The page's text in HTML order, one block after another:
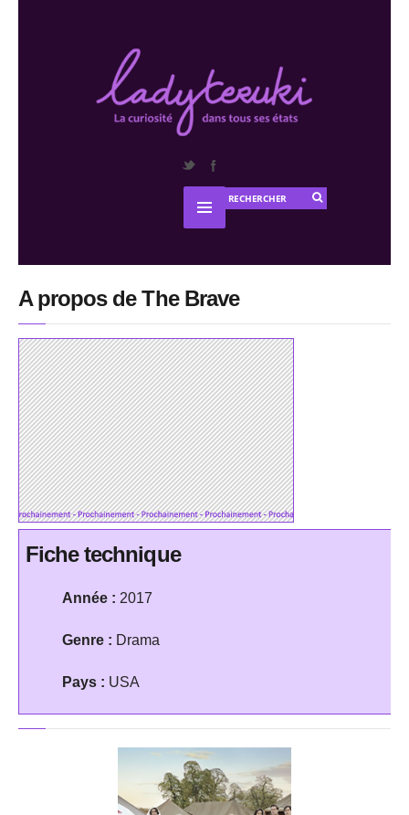
A propos de The Brave
Fiche technique
Année : 2017
Genre : Drama
Pays : USA